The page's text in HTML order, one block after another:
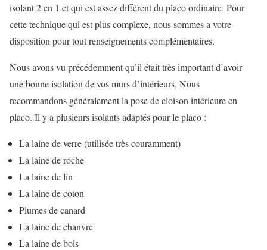
isolant 2 en 1 et qui est assez différent du placo ordinaire. Pour
cette technique qui est plus complexe, nous sommes a votre
disposition pour tout renseignements complémentaires.
Nous avons vu précédemment qu’il était très important d’avoir
une bonne isolation de vos murs d’intérieurs. Nous
recommandons généralement la pose de cloison intérieure en
placo. Il y a plusieurs isolants adaptés pour le placo :
La laine de verre (utilisée très couramment)
La laine de roche
La laine de lin
La laine de coton
Plumes de canard
La laine de chanvre
La laine de bois